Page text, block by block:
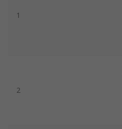
1
2